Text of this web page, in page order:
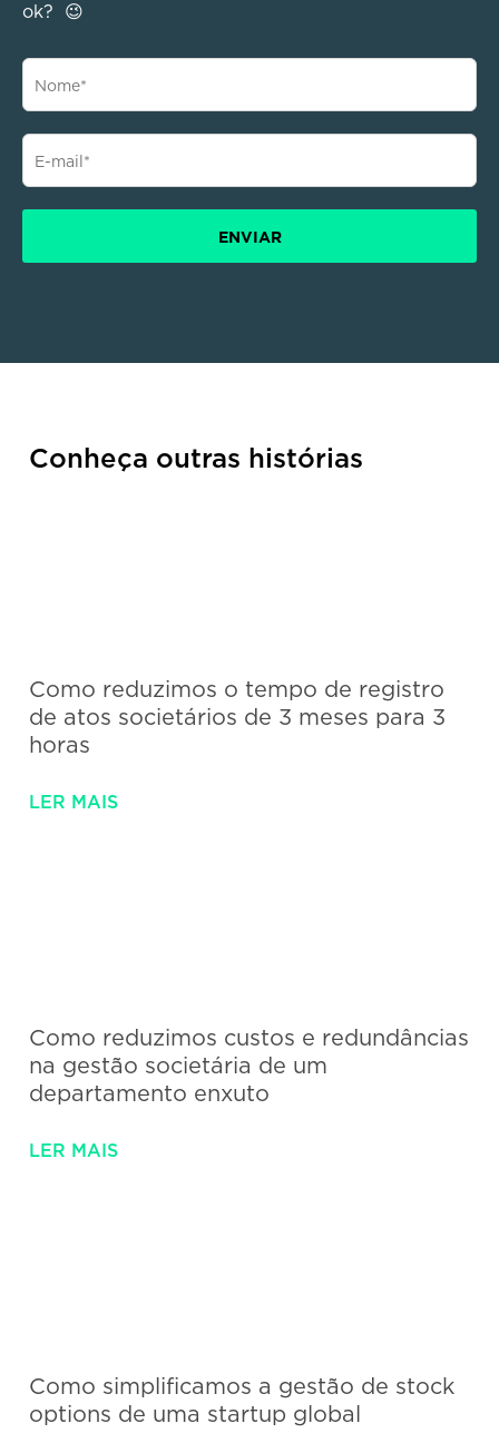
ok? 😉
Conheça outras histórias
Como reduzimos o tempo de registro
de atos societários de 3 meses para 3
horas
LER MAIS
Como reduzimos custos e redundâncias
na gestão societária de um
departamento enxuto
LER MAIS
Como simplificamos a gestão de stock
options de uma startup global